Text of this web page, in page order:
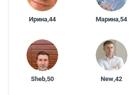
Ирина,44 Марина,54
Sheb,50 New,42